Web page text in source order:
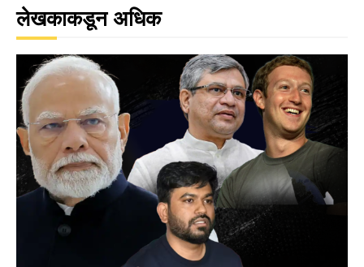
लेखकाकडून अधिक